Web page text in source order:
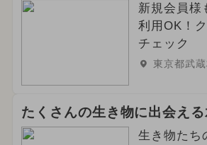
新規会員様
利用OK！
チェック
東京都武
たくさんの生き物に出会え
生き物たち